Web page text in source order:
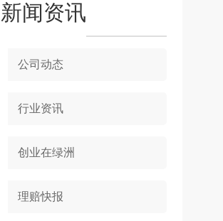
新闻资讯
公司动态
行业资讯
创业在绿洲
理赔快报